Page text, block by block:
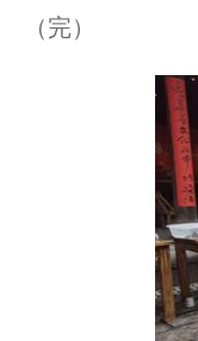
（完）